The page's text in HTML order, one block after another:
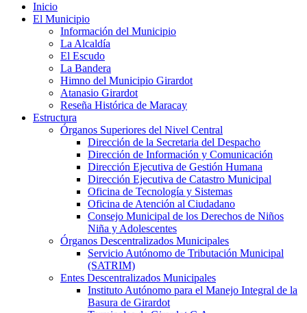
Inicio
El Municipio
Información del Municipio
La Alcaldía
El Escudo
La Bandera
Himno del Municipio Girardot
Atanasio Girardot
Reseña Histórica de Maracay
Estructura
Órganos Superiores del Nivel Central
Dirección de la Secretaria del Despacho
Dirección de Información y Comunicación
Dirección Ejecutiva de Gestión Humana
Dirección Ejecutiva de Catastro Municipal
Oficina de Tecnología y Sistemas
Oficina de Atención al Ciudadano
Consejo Municipal de los Derechos de Niños
Niña y Adolescentes
Órganos Descentralizados Municipales
Servicio Autónomo de Tributación Municipal
(SATRIM)
Entes Descentralizados Municipales
Instituto Autónomo para el Manejo Integral de la
Basura de Girardot